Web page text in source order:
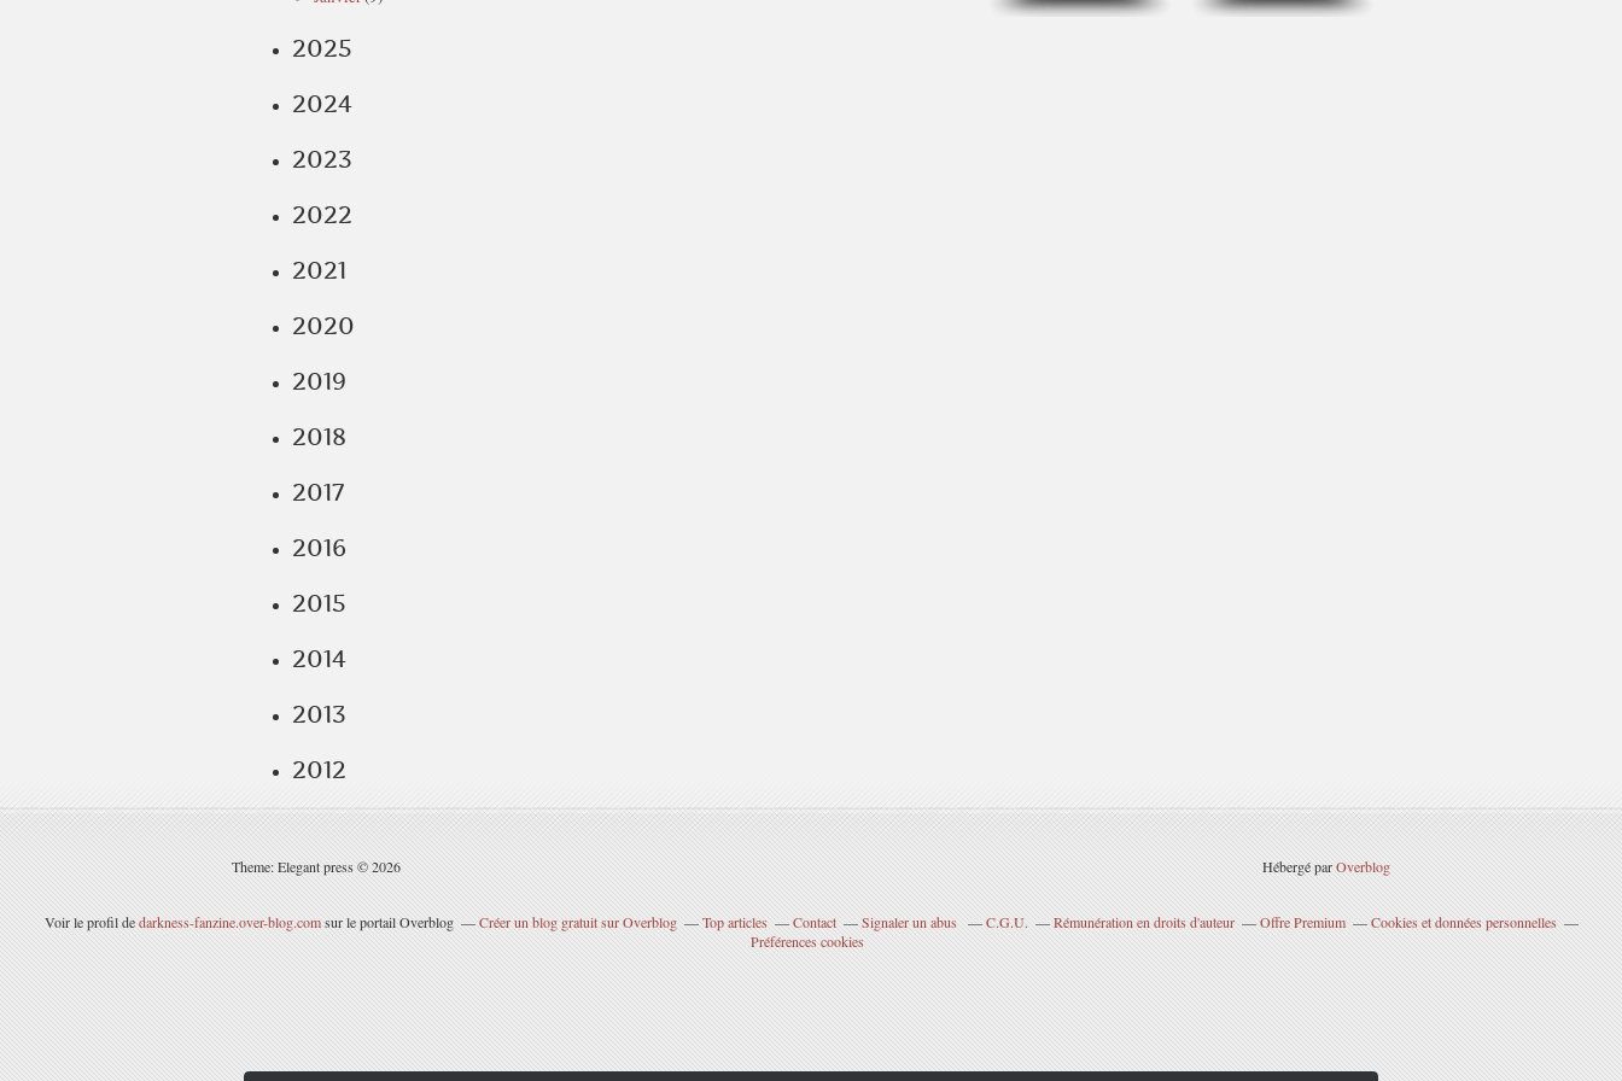
2025
2024
2023
2022
2021
2020
2019
2018
2017
2016
2015
2014
2013
2012
Theme: Elegant press © 2026 Hébergé parOverblog
Voir le profil dedarkness-fanzine.over-blog.comsur le portail Overblog Créer un blog gratuit sur Overblog Top articles Contact Signaler un abus C.G.U. Rémunération en droits d'auteur Offre Premium
Cookies et données personnelles
Préférences cookies